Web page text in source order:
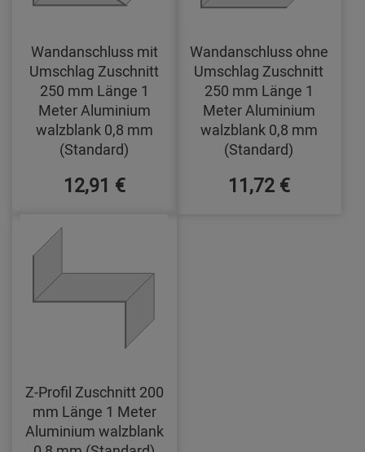
Wandanschluss mit
Umschlag Zuschnitt
250 mm Länge 1
Meter Aluminium
walzblank 0,8 mm
(Standard)
12,91 €
Wandanschluss ohne
Umschlag Zuschnitt
250 mm Länge 1
Meter Aluminium
walzblank 0,8 mm
(Standard)
11,72 €
Z-Profil Zuschnitt 200
mm Länge 1 Meter
Aluminium walzblank